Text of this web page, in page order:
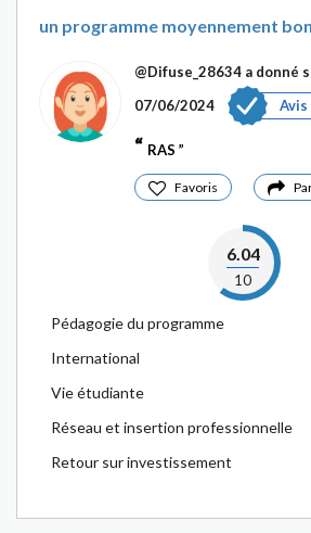
un programme moyennement bon
@Difuse_28634 a donné
07/06/2024
RAS
Favoris
6.04
10
Pédagogie du programme
International
Vie étudiante
Réseau et insertion professionnelle
Retour sur investissement